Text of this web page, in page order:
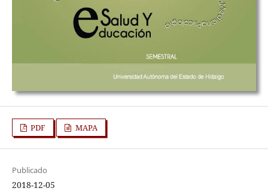
PDF MAPA
Publicado
2018-12-05